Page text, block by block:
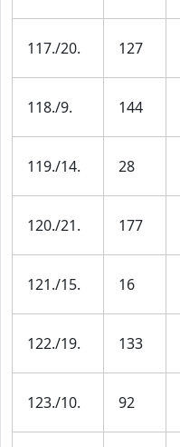
117./20. 127
118./9. 144
119./14. 28
120./21. 177
121./15. 16
122./19. 133
123./10. 92